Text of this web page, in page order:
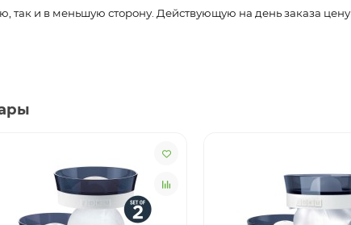
так и в меньшую сторону. Действующую на день заказа цену